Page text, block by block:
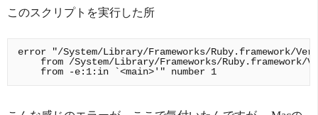
このスクリプトを実行した所
error "/System/Library/Frameworks/
from /System/Library/Frameworks/Ruby.framework/